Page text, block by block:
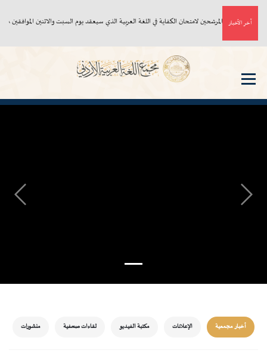
آخر الأخبارأسماء المرشحين لامتحان الكفاية في اللغة العربية الذي سيعقد يوم السبت والاثنين الموافقين ٨، ١٠/ ٨/ ٢٠٢٦م
Previous
Next
أخبار مجمعية الإعلانات مكتبة الفيديو لقاءات صحفية منشورات